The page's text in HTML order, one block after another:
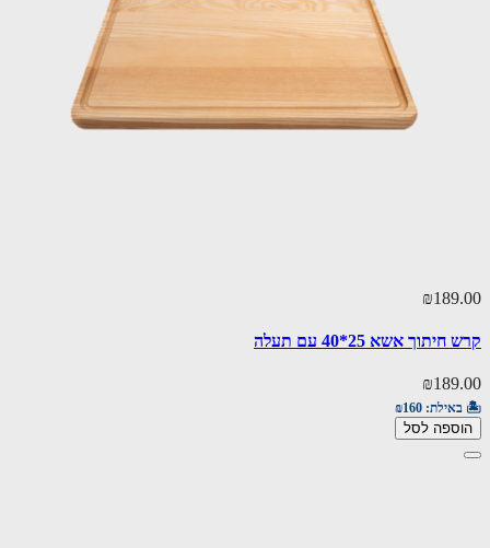
₪189.00
קרש חיתוך אשא 25*40 עם תעלה
₪189.00
🏝️ באילת: ₪160
הוספה לסל